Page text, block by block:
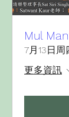
Mul
7月13日周
更多資訊